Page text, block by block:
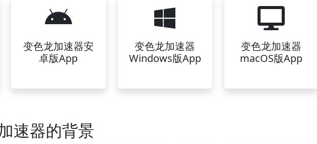
变色龙加速器安
卓版App
变色龙加速器
Windows版App
变色龙加速器
macOS版App
速器的背景